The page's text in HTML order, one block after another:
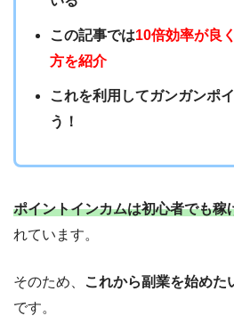
この記事では10倍効率が良
方を紹介
これを利用してガンガンポ
う！
ポイントインカムは初心者でも稼
れています。
そのため、
これから副業を始めた
です。